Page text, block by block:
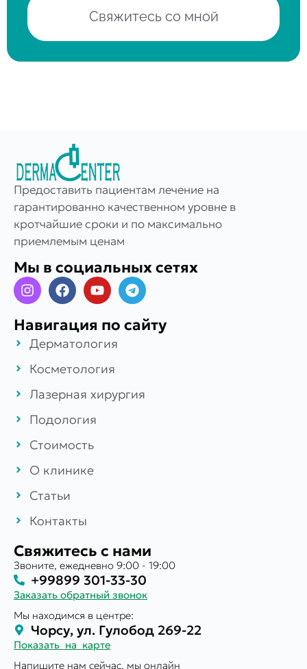
Свяжитесь со мной
Предоставить пациентам лечение на
гарантированно качественном уровне в
кротчайшие сроки и по максимально
приемлемым ценам
Мы в социальных сетях
Навигация по сайту
Дерматология
Косметология
Лазерная хирургия
Подология
Стоимость
О клинике
Статьи
Контакты
Свяжитесь с нами
Звоните, ежедневно 9:00 - 19:00
+99899 301-33-30
Заказать обратный звонок
Мы находимся в центре:
Чорсу, ул. Гулобод 269-22
Показать на карте
Напишите нам сейчас, мы онлайн